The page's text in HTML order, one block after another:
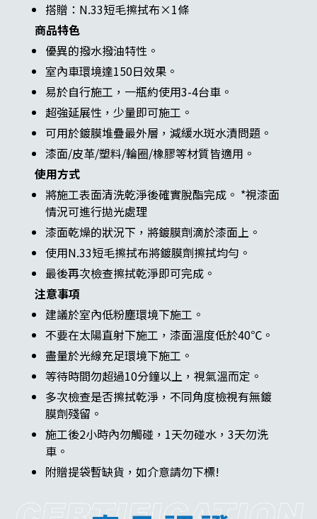
搭贈：N.33短毛擦拭布×1條
商品特色
優異的撥水撥油特性。
室內車環境達150日效果。
易於自行施工，一瓶約使用3-4台車。
超強延展性，少量即可施工。
可用於鍍膜堆疊最外層，減緩水斑水漬問題。
漆面/皮革/塑料/輪圈/橡膠等材質皆適用。
使用方式
將施工表面清洗乾淨後確實脫酯完成。 *視漆面
情況可進行拋光處理
漆面乾燥的狀況下，將鍍膜劑滴於漆面上。
使用N.33短毛擦拭布將鍍膜劑擦拭均勻。
最後再次檢查擦拭乾淨即可完成。
注意事項
建議於室內低粉塵環境下施工。
不要在太陽直射下施工，漆面溫度低於40℃。
盡量於光線充足環境下施工。
等待時間勿超過10分鐘以上，視氣溫而定。
多次檢查是否擦拭乾淨，不同角度檢視有無鍍
膜劑殘留。
施工後2小時內勿觸碰，1天勿碰水，3天勿洗
車。
附贈提袋暫缺貨，如介意請勿下標!